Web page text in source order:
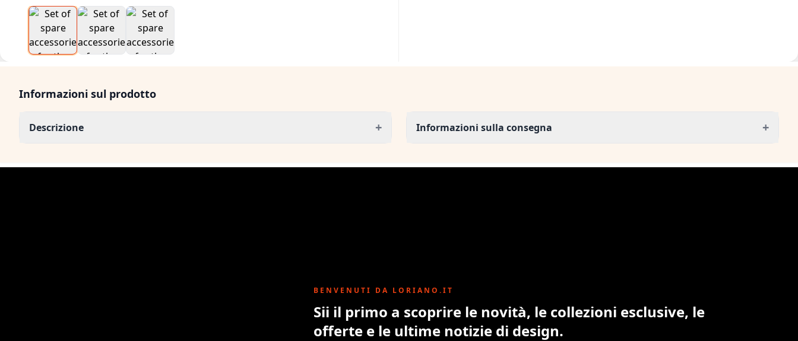
Informazioni sul prodotto
Descrizione + Informazioni sulla consegna +
BENVENUTI DA LORIANO.IT
Sii il primo a scoprire le novità, le collezioni esclusive, le
offerte e le ultime notizie di design.